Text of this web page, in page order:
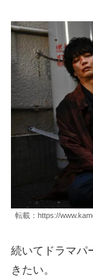
転載：https://
続いてドラマパ
きたい。